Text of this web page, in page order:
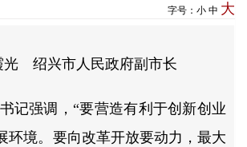
字号： 小 中 大
光 绍兴市人民政府副市长
记强调，“要营造有利于创新创业
环境。要向改革开放要动力，最大